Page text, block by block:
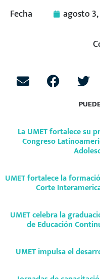
Fecha agosto
La UMET fortalece su
Congreso
UMET fortalece la
Corte
UMET celebra la
de Educación
UMET impulsa el